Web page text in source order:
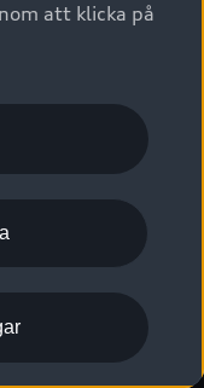
min bil av detta?
att klicka på